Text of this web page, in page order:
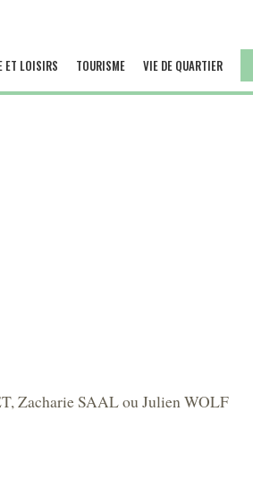
ET LOISIRS TOURISME VIE DE QUARTIER
Zacharie SAAL ou Julien WOLF